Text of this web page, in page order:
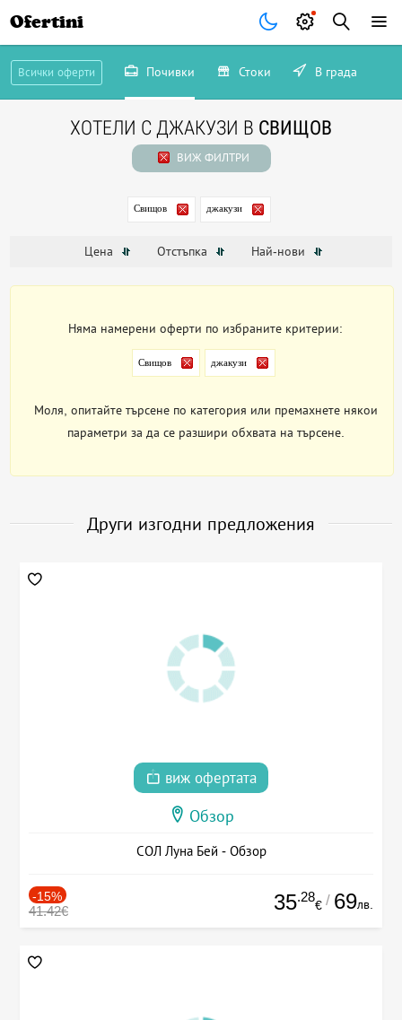
Ofertini
Всички оферти Почивки Стоки В града
ХОТЕЛИ С ДЖАКУЗИ В СВИЩОВ
ВИЖ ФИЛТРИ
Свищов джакузи
Цена Отстъпка Най-нови
Няма намерени оферти по избраните критерии:
Свищов джакузи
Моля, опитайте търсене по категория или премахнете някои
параметри за да се разшири обхвата на търсене.
Други изгодни предложения
виж офертата
Обзор
СОЛ Луна Бей - Обзор
-15%
41.42€ 35.28
€ / 69лв.